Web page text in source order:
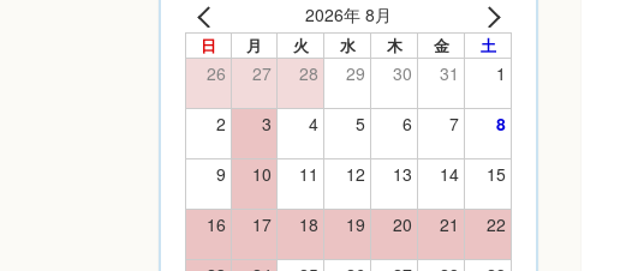
2026年 8月
日 月 火 水 木 金 土
26 27 28 29 30 31 1
2 3 4 5 6 7 8
9 10 11 12 13 14 15
16 17 18 19 20 21 22